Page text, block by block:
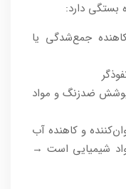
دارد:
جمع‌شدگی یا
ضدزنگ و مواد
و کاهنده آب
شیمیایی است →